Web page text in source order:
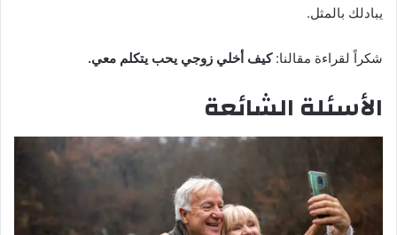
يبادلك بالمثل.
شكراً لقراءة مقالنا:كيف أخلي زوجي يحب يتكلم معي.
الأسئلة الشائعة